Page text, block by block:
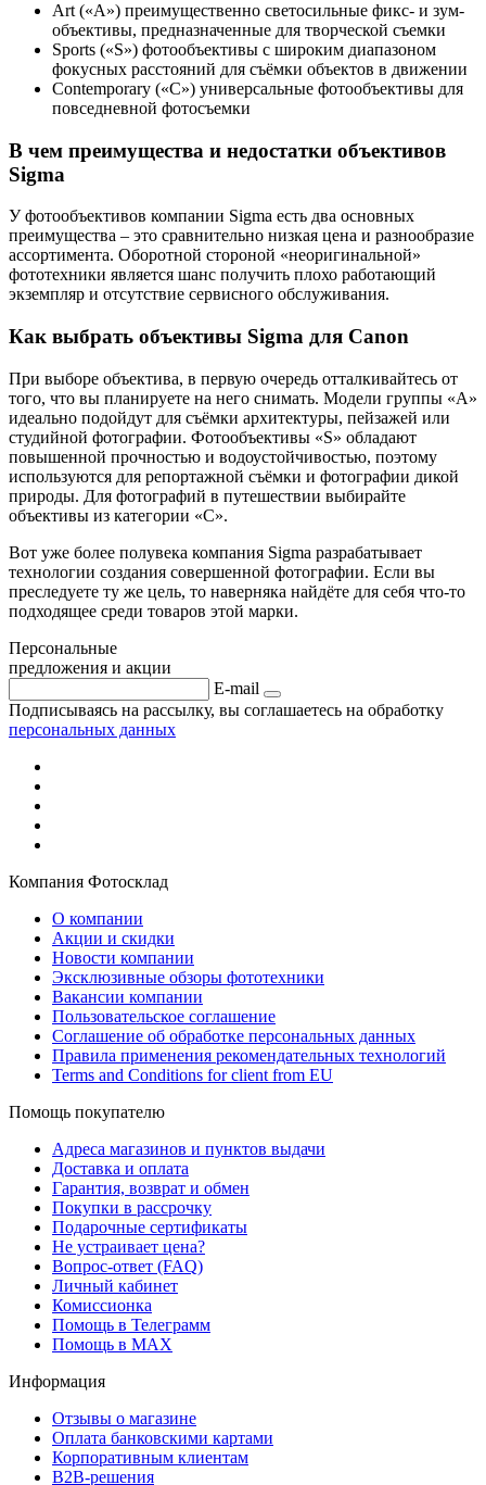
Art («A») преимущественно светосильные фикс- и зум-
объективы, предназначенные для творческой съемки
Sports («S») фотообъективы с широким диапазоном
фокусных расстояний для съёмки объектов в движении
Contemporary («C») универсальные фотообъективы для
повседневной фотосъемки
В чем преимущества и недостатки объективов
Sigma
У фотообъективов компании Sigma есть два основных
преимущества – это сравнительно низкая цена и разнообразие
ассортимента. Оборотной стороной «неоригинальной»
фототехники является шанс получить плохо работающий
экземпляр и отсутствие сервисного обслуживания.
Как выбрать объективы Sigma для Canon
При выборе объектива, в первую очередь отталкивайтесь от
того, что вы планируете на него снимать. Модели группы «A»
идеально подойдут для съёмки архитектуры, пейзажей или
студийной фотографии. Фотообъективы «S» обладают
повышенной прочностью и водоустойчивостью, поэтому
используются для репортажной съёмки и фотографии дикой
природы. Для фотографий в путешествии выбирайте
объективы из категории «C».
Вот уже более полувека компания Sigma разрабатывает
технологии создания совершенной фотографии. Если вы
преследуете ту же цель, то наверняка найдёте для себя что-то
подходящее среди товаров этой марки.
Персональные
предложения и акции
E-mail
Подписываясь на рассылку, вы соглашаетесь на обработку
персональных данных
Компания Фотосклад
О компании
Акции и скидки
Новости компании
Эксклюзивные обзоры фототехники
Вакансии компании
Пользовательское соглашение
Соглашение об обработке персональных данных
Правила применения рекомендательных технологий
Terms and Conditions for client from EU
Помощь покупателю
Адреса магазинов и пунктов выдачи
Доставка и оплата
Гарантия, возврат и обмен
Покупки в рассрочку
Подарочные сертификаты
Не устраивает цена?
Вопрос-ответ (FAQ)
Личный кабинет
Комиссионка
Помощь в Телеграмм
Помощь в MAX
Информация
Отзывы о магазине
Оплата банковскими картами
Корпоративным клиентам
B2B-решения